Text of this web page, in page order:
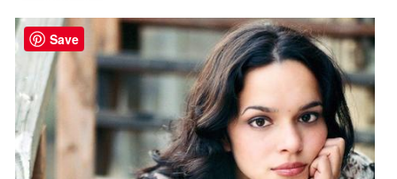
Save